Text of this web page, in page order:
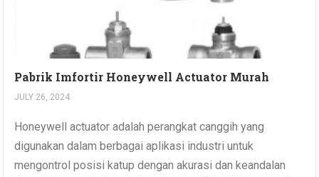
Pabrik Imfortir Honeywell Actuator Murah
JULY 26, 2024
Honeywell actuator adalah perangkat canggih yang
digunakan dalam berbagai aplikasi industri untuk
mengontrol posisi katup dengan akurasi dan keandalan